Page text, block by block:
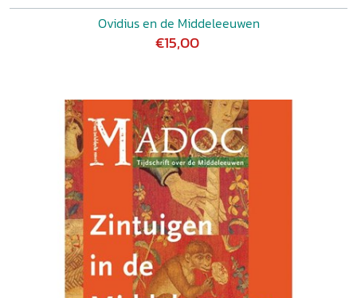
Ovidius en de Middeleeuwen
€15,00